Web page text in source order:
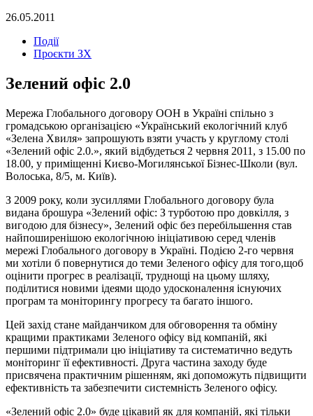
26.05.2011
Події
Проєкти ЗХ
Зелений офіс 2.0
Мережа Глобального договору ООН в Україні спільно з
громадською організацією «Український екологічний клуб
«Зелена Хвиля» запрошують взяти участь у круглому столі
«Зелений офіс 2.0.», який відбудеться 2 червня 2011, з 15.00 по
18.00, у приміщенні Києво-Могилянської Бізнес-Школи (вул.
Волоська, 8/5, м. Київ).
З 2009 року, коли зусиллями Глобального договору була
видана брошура «Зелений офіс: З турботою про довкілля, з
вигодою для бізнесу», Зелений офіс без перебільшення став
найпоширенішою екологічною ініціативою серед членів
мережі Глобального договору в Україні. Подією 2-го червня
ми хотіли б повернутися до теми Зеленого офісу для того,щоб
оцінити прогрес в реалізації, труднощі на цьому шляху,
поділитися новими ідеями щодо удосконалення існуючих
програм та моніторингу прогресу та багато іншого.
Цей захід стане майданчиком для обговорення та обміну
кращими практиками Зеленого офісу від компаній, які
першими підтримали цю ініціативу та систематично ведуть
моніторинг її ефективності. Друга частина заходу буде
присвячена практичним рішенням, які допоможуть підвищити
ефективність та забезпечити системність Зеленого офісу.
«Зелений офіс 2.0» буде цікавий як для компаній, які тільки